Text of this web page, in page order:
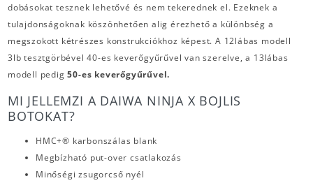
dobásokat tesznek lehetővé és nem tekerednek el. Ezeknek a
tulajdonságoknak köszönhetően alig érezhető a különbség a
megszokott kétrészes konstrukciókhoz képest. A 12lábas modell
3lb tesztgörbével 40-es keverőgyűrűvel van szerelve, a 13lábas
modell pedig50-es keverőgyűrűvel.
MI JELLEMZI A DAIWA NINJA X BOJLIS
BOTOKAT?
HMC+® karbonszálas blank
Megbízható put-over csatlakozás
Minőségi zsugorcső nyél